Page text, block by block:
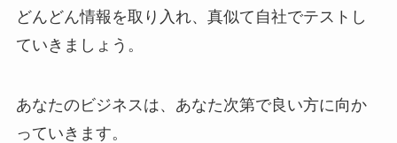
どんどん情報を取り入れ、真似て自社でテストし
ていきましょう。
あなたのビジネスは、あなた次第で良い方に向か
っていきます。